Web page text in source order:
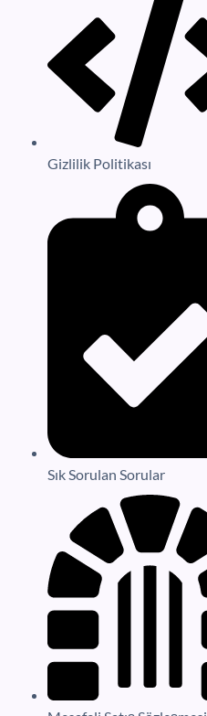
Gizlilik Politikası
Sık Sorulan Sorular